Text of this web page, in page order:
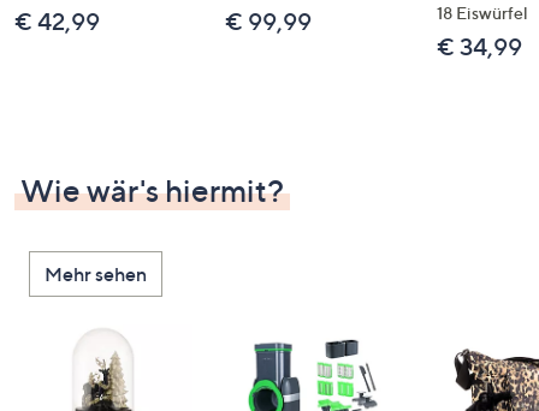
€ 42,99 € 99,99
18 Eiswürfel
€ 34,99
Wie wär's hiermit?
Mehr sehen